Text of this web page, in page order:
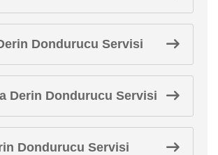
Dondurucu Servisi
Derin Dondurucu Servisi
Dondurucu Servisi